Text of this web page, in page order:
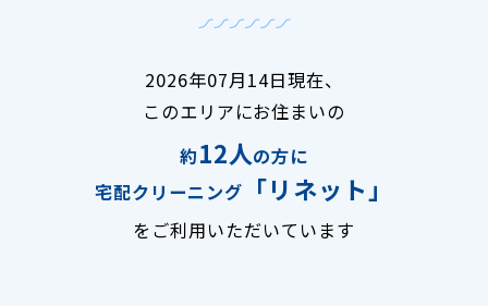
2026年07月14日現在、
このエリアにお住まいの
約12人の方に
宅配クリーニング
「リネット」
をご利用いただいています